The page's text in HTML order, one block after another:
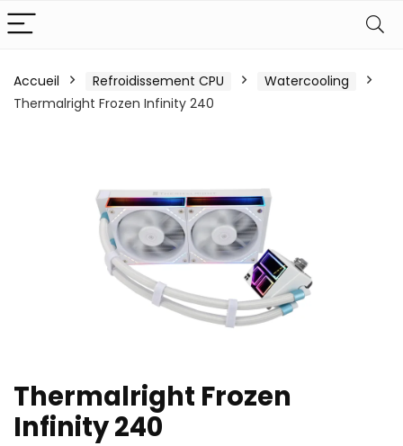
Accueil Refroidissement CPU
Watercooling
Thermalright Frozen Infinity 240
Thermalright Frozen
Infinity 240